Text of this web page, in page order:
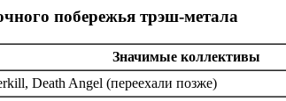
побережья трэш-метала
Значимые коллективы
Death Angel (переехали позже)